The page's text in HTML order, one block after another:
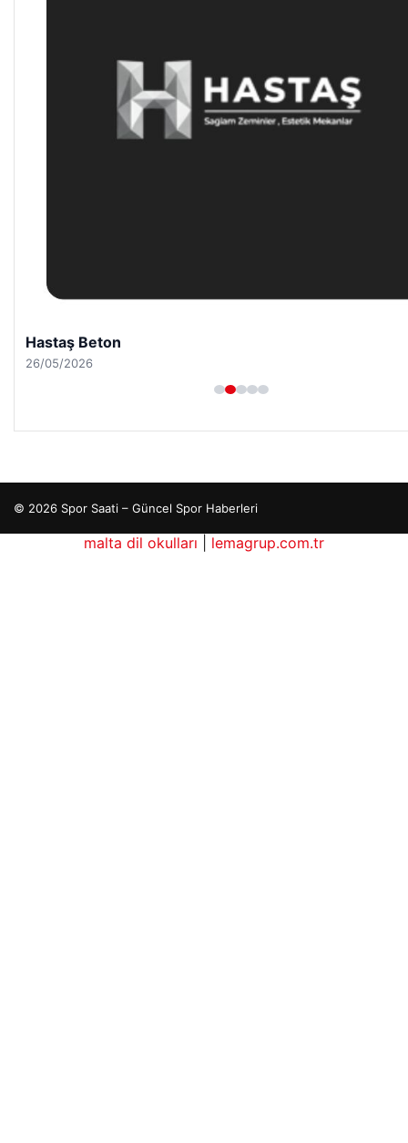
Hastaş Beton
26/05/2026
© 2026 Spor Saati – Güncel Spor Haberleri
malta dil okulları
lemagrup.com.tr